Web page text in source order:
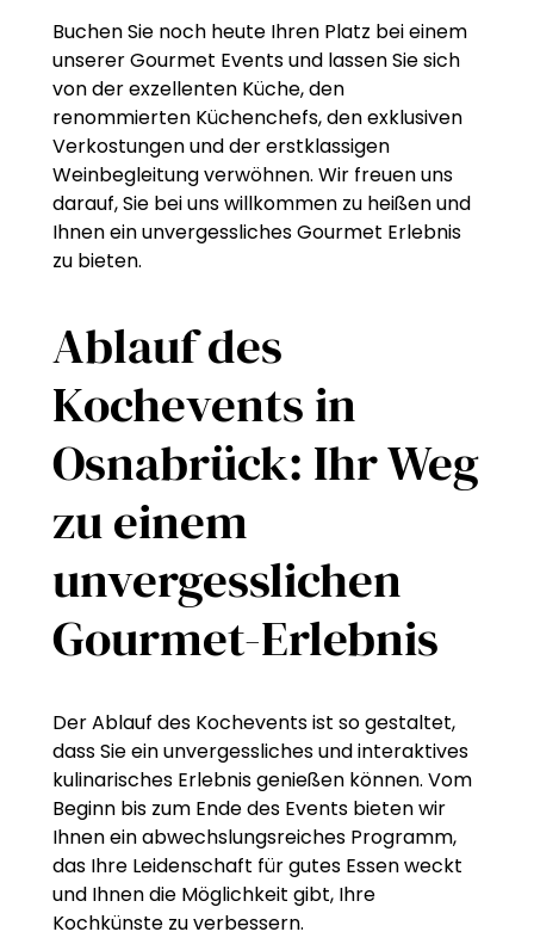
Buchen Sie noch heute Ihren Platz bei einem
unserer Gourmet Events und lassen Sie sich
von der exzellenten Küche, den
renommierten Küchenchefs, den exklusiven
Verkostungen und der erstklassigen
Weinbegleitung verwöhnen. Wir freuen uns
darauf, Sie bei uns willkommen zu heißen und
Ihnen ein unvergessliches Gourmet Erlebnis
zu bieten.
Ablauf des
Kochevents in
Osnabrück: Ihr Weg
zu einem
unvergesslichen
Gourmet-Erlebnis
Der Ablauf des Kochevents ist so gestaltet,
dass Sie ein unvergessliches und interaktives
kulinarisches Erlebnis genießen können. Vom
Beginn bis zum Ende des Events bieten wir
Ihnen ein abwechslungsreiches Programm,
das Ihre Leidenschaft für gutes Essen weckt
und Ihnen die Möglichkeit gibt, Ihre
Kochkünste zu verbessern.